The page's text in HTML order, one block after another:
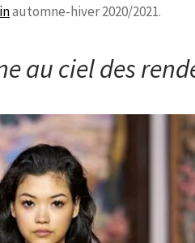
automne-hiver 2020/2021.
au ciel des